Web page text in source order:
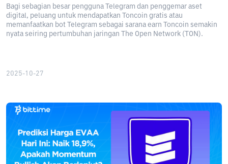
Bagi sebagian besar pengguna Telegram dan penggemar aset
digital, peluang untuk mendapatkan Toncoin gratis atau
memanfaatkan bot Telegram sebagai sarana earn Toncoin semakin
nyata seiring pertumbuhan jaringan The Open Network (TON).
2025-10-27